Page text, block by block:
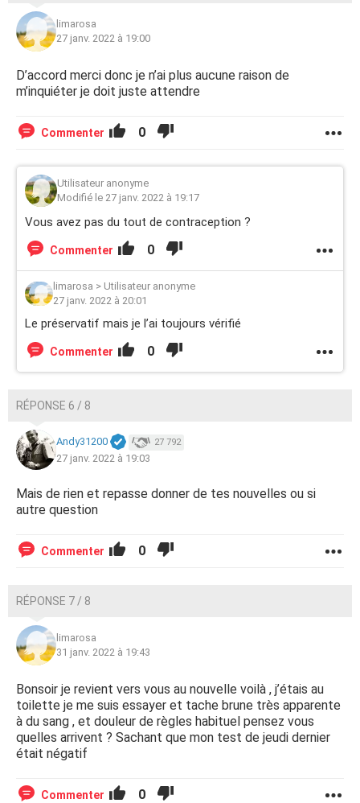
limarosa
27 janv. 2022 à 19:00
D’accord merci donc je n’ai plus aucune raison de
m’inquiéter je doit juste attendre
Commenter 0
Utilisateur anonyme
Modifié le 27 janv. 2022 à 19:17
Vous avez pas du tout de contraception ?
Commenter 0
limarosa > Utilisateur anonyme
27 janv. 2022 à 20:01
Le préservatif mais je l’ai toujours vérifié
Commenter 0
RÉPONSE 6 / 8
Andy31200 27 792
27 janv. 2022 à 19:03
Mais de rien et repasse donner de tes nouvelles ou si
autre question
Commenter 0
RÉPONSE 7 / 8
limarosa
31 janv. 2022 à 19:43
Bonsoir je revient vers vous au nouvelle voilà , j’étais au
toilette je me suis essayer et tache brune très apparente
à du sang , et douleur de règles habituel pensez vous
quelles arrivent ? Sachant que mon test de jeudi dernier
était négatif
Commenter 0